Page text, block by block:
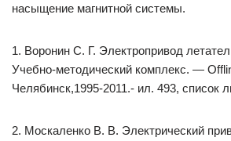
насыщение магнитной системы.
1. Воронин С. Г. Электропривод
Учебно-методический комплекс. —
Челябинск,1995-2011.- ил. 493, список
2. Москаленко В. В. Электрический